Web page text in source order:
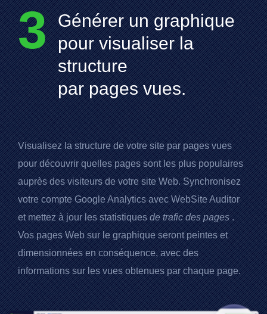
3 Générer un graphique
pour visualiser la
structure
par pages vues.
Visualisez la structure de votre site par pages vues
pour découvrir quelles pages sont les plus populaires
auprès des visiteurs de votre site Web. Synchronisez
votre compteGoogle AnalyticsavecWebSite Auditor
et mettez à jour les statistiquesde trafic des pages.
Vos pages Web sur le graphique seront peintes et
dimensionnées en conséquence, avec des
informations sur les vues obtenues par chaque page.